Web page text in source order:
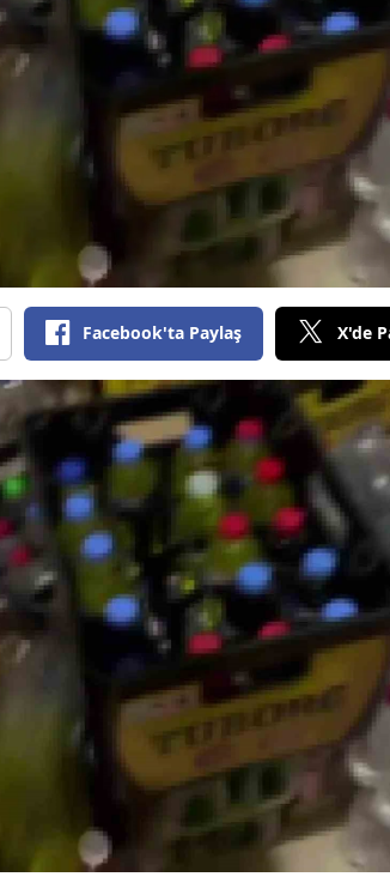
Facebook'ta Paylaş X'de